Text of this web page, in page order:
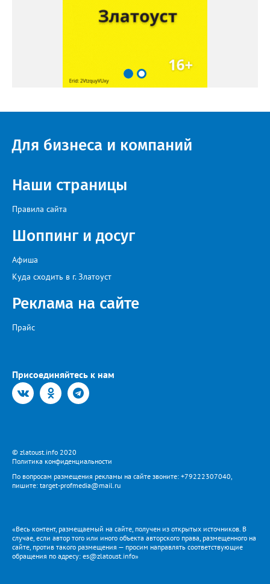
Для бизнеса и компаний
Наши страницы
Правила сайта
Шоппинг и досуг
Афиша
Куда сходить в г. Златоуст
Реклама на сайте
Прайс
Присоединяйтесь к нам
© zlatoust.info 2020
Политика конфиденциальности
По вопросам размещения рекламы на сайте звоните: +79222307040,
пишите: target-profmedia@mail.ru
«Весь контент, размещаемый на сайте, получен из открытых источников. В
случае, если автор того или иного объекта авторского права, размещенного на
сайте, против такого размещения — просим направлять соответствующие
обращения по адресу: es@zlatoust.info»